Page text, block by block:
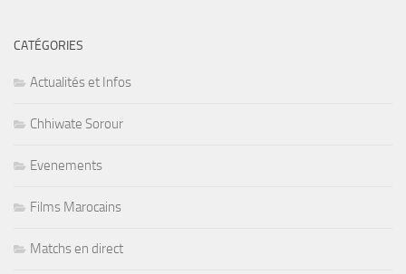
CATÉGORIES
Actualités et Infos
Chhiwate Sorour
Evenements
Films Marocains
Matchs en direct